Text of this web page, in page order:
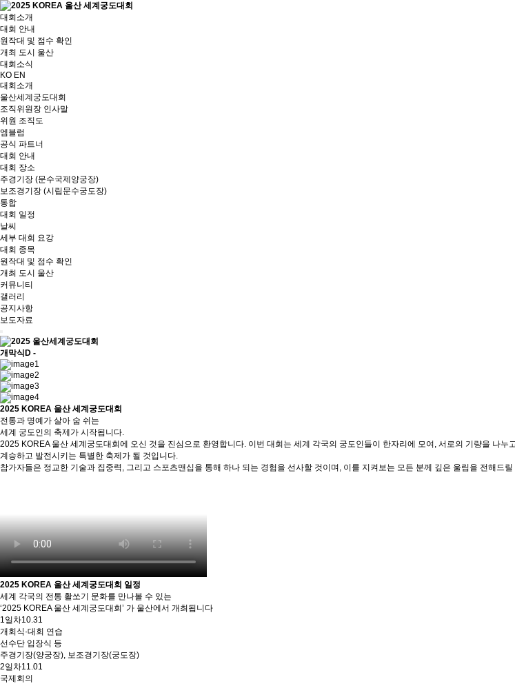
대회소개
대회 안내
원작대 및 점수 확인
개최 도시 울산
대회소식
KO EN
대회소개
울산세계궁도대회
조직위원장 인사말
위원 조직도
엠블럼
공식 파트너
대회 안내
대회 장소
주경기장 (문수국제양궁장)
보조경기장 (시립문수궁도장)
통합
대회 일정
날씨
세부 대회 요강
대회 종목
원작대 및 점수 확인
개최 도시 울산
커뮤니티
갤러리
공지사항
보도자료
개막식 D -
2025 KOREA 울산 세계궁도대회
전통과 명예가 살아 숨 쉬는
세계 궁도인의 축제가 시작됩니다.
2025 KOREA 울산 세계궁도대회에 오신 것을 진심으로 환영합니다. 이번 대회는 세계 각국의 궁도인들이 한자리에 모여, 서로의 기량을 나
계승하고 발전시키는 특별한 축제가 될 것입니다.
참가자들은 정교한 기술과 집중력, 그리고 스포츠맨십을 통해 하나 되는 경험을 선사할 것이며, 이를 지켜보는 모든 분께 깊은 울림을 전해
2025 KOREA 울산 세계궁도대회 일정
세계 각국의 전통 활쏘기 문화를 만나볼 수 있는
‘2025 KOREA 울산 세계궁도대회’ 가 울산에서 개최됩니다
1일차10.31
개회식·대회 연습
선수단 입장식 등
주경기장(양궁장), 보조경기장(궁도장)
2일차11.01
국제회의